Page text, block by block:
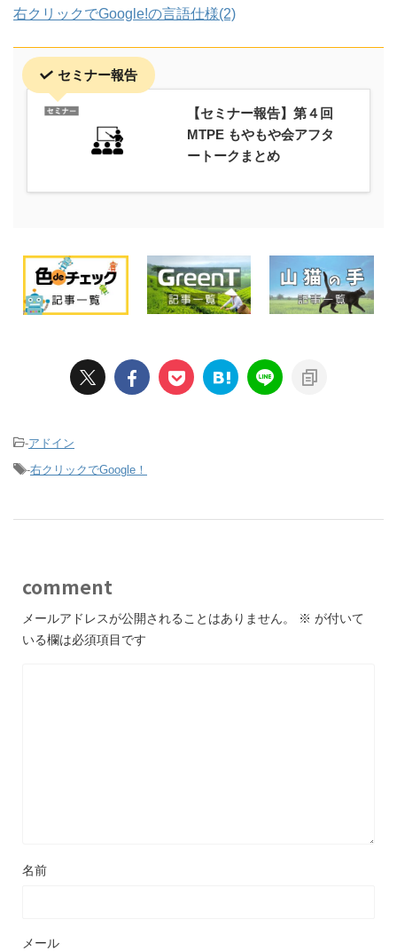
右クリックでGoogle!の言語仕様(2)
セミナー報告
【セミナー報告】第４回
MTPE もやもや会アフタ
ートークまとめ
-アドイン
-右クリックでGoogle！
comment
メールアドレスが公開されることはありません。 ※ が付いて
いる欄は必須項目です
名前
メール